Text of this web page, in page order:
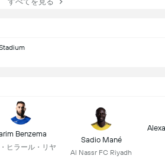
Benzema
ヒラール・リヤ
Sadio Mané
Al Nassr FC Riyadh